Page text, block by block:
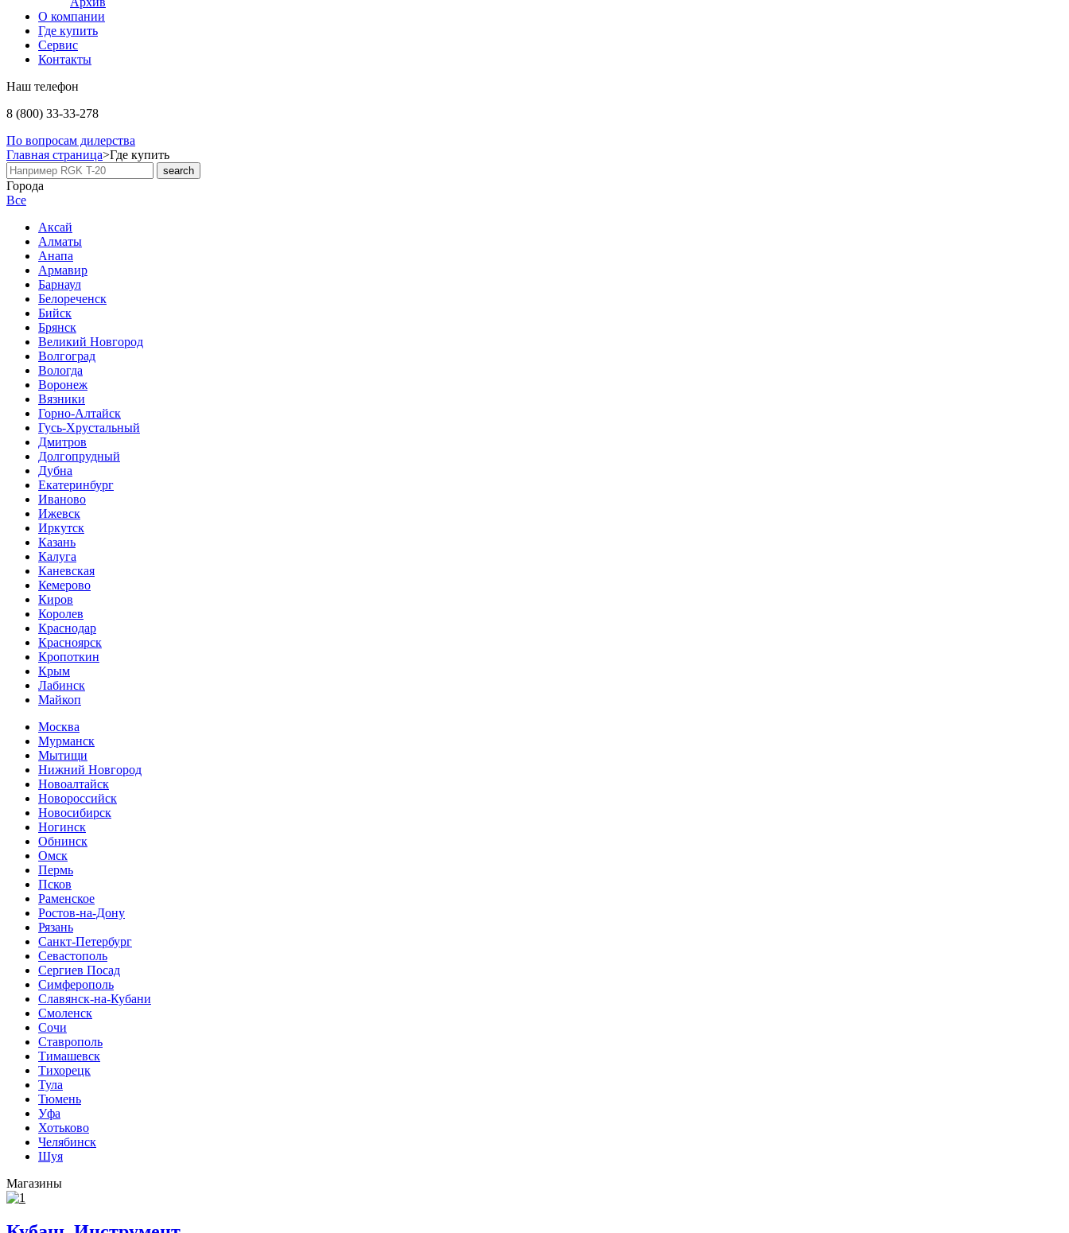
О компании
Где купить
Сервис
Контакты
Наш телефон
8 (800) 33-33-278
По вопросам дилерства
Главная страница>Где купить
Города
Все
Аксай
Алматы
Анапа
Армавир
Барнаул
Белореченск
Бийск
Брянск
Великий Новгород
Волгоград
Вологда
Воронеж
Вязники
Горно-Алтайск
Гусь-Хрустальный
Дмитров
Долгопрудный
Дубна
Екатеринбург
Иваново
Ижевск
Иркутск
Казань
Калуга
Каневская
Кемерово
Киров
Королев
Краснодар
Красноярск
Кропоткин
Крым
Лабинск
Майкоп
Москва
Мурманск
Мытищи
Нижний Новгород
Новоалтайск
Новороссийск
Новосибирск
Ногинск
Обнинск
Омск
Пермь
Псков
Раменское
Ростов-на-Дону
Рязань
Санкт-Петербург
Севастополь
Сергиев Посад
Симферополь
Славянск-на-Кубани
Смоленск
Сочи
Ставрополь
Тимашевск
Тихорецк
Тула
Тюмень
Уфа
Хотьково
Челябинск
Шуя
Магазины